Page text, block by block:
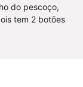
do pescoço,
tem 2 botões